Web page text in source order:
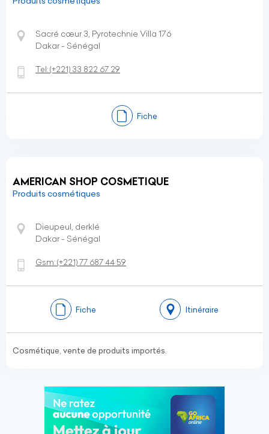
Sacré cœur 3, Pyrotechnie Villa 176
Dakar - Sénégal
Tel:(+221) 33 822 67 29
Fiche
AMERICAN SHOP COSMETIQUE
Produits cosmétiques
Dieupeul, derklé
Dakar - Sénégal
Gsm:(+221)77 687 44 59
Fiche Itinéraire
Cosmétique, vente de produits importés.